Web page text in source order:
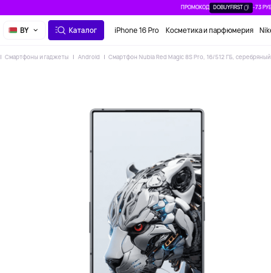
ПРОМОКОД DOBUYFIRST -73
BY Каталог iPhone 16 Pro Косметика и парфюмерия
Смартфоны и гаджеты Android Смартфон Nubia Red Magic 8S Pro, 16/512 ГБ, серебряный